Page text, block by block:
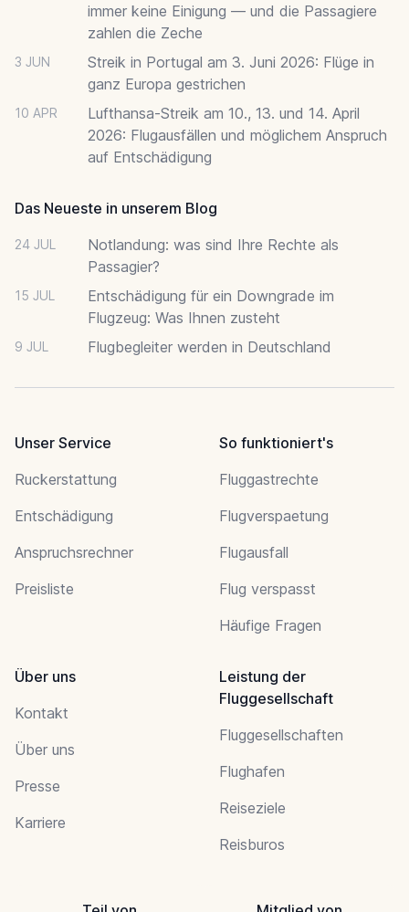
immer keine Einigung — und die Passagiere
zahlen die Zeche
3 JUN
Streik in Portugal am 3. Juni 2026: Flüge in
ganz Europa gestrichen
10 APR
Lufthansa-Streik am 10., 13. und 14. April
2026: Flugausfällen und möglichem Anspruch
auf Entschädigung
Das Neueste in unserem Blog
24 JUL
Notlandung: was sind Ihre Rechte als
Passagier?
15 JUL
Entschädigung für ein Downgrade im
Flugzeug: Was Ihnen zusteht
9 JUL Flugbegleiter werden in Deutschland
Unser Service
Ruckerstattung
Entschädigung
Anspruchsrechner
Preisliste
So funktioniert's
Fluggastrechte
Flugverspaetung
Flugausfall
Flug verspasst
Häufige Fragen
Über uns
Kontakt
Über uns
Presse
Karriere
Leistung der
Fluggesellschaft
Fluggesellschaften
Flughafen
Reiseziele
Reisburos